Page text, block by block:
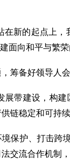
新的起点上
面向和平与繁荣
筹备好领导人
带建设，构
链稳定和可持续
保护、打击
交流合作机制